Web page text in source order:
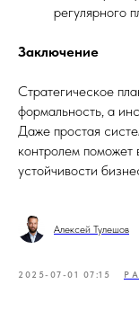
регулярного
Заключение
Стратегическое
формальность, а
Даже простая
контролем поможет
устойчивости
Алексей Тулешов
2025-07-01 07:15